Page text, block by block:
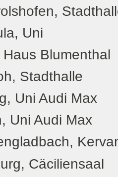
Uni
Blumenthal
Stadthalle
Uni Audi Max
Uni Audi Max
Cäciliensaal